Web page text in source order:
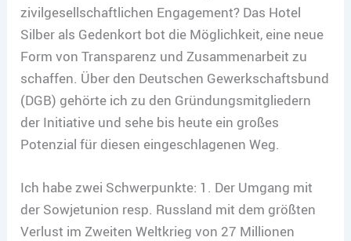
zivilgesellschaftlichen Engagement? Das Hotel
Silber als Gedenkort bot die Möglichkeit, eine neue
Form von Transparenz und Zusammenarbeit zu
schaffen. Über den Deutschen Gewerkschaftsbund
(DGB) gehörte ich zu den Gründungsmitgliedern
der Initiative und sehe bis heute ein großes
Potenzial für diesen eingeschlagenen Weg.
Ich habe zwei Schwerpunkte: 1. Der Umgang mit
der Sowjetunion resp. Russland mit dem größten
Verlust im Zweiten Weltkrieg von 27 Millionen